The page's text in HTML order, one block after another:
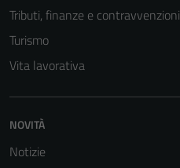
Tributi, finanze e contravvenzioni
Turismo
Vita lavorativa
NOVITÀ
Notizie